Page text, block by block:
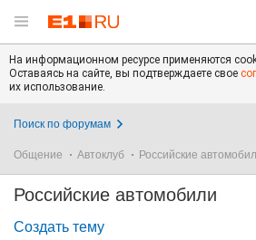
На информационном ресурсе применяются
Оставаясь на сайте, вы подтверждаете свое
их использование.
Поиск по форумам
Общение Автоклуб Российские
Российские автомобили
Создать тему